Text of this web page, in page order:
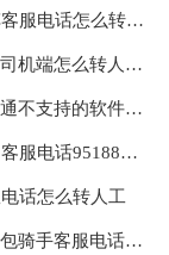
途虎养车电话人工服务24小时 途虎养车客服电话怎么转人工
花小猪司机端人工客服电话多少 花小猪司机端怎么转人工客服
卓易通暂不支持此应用设置在哪里 卓易通不支持的软件怎么安装
拼多多24小时人工客服电话多少 拼多多客服电话95188怎么转人工
话怎么转人工
美团众包骑手人工客服电话多少 美团众包骑手客服电话怎么转人工